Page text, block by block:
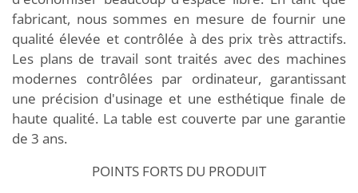
fabricant, nous sommes en mesure de fournir une
qualité élevée et contrôlée à des prix très attractifs.
Les plans de travail sont traités avec des machines
modernes contrôlées par ordinateur, garantissant
une précision d'usinage et une esthétique finale de
haute qualité. La table est couverte par une garantie
de 3 ans.
POINTS FORTS DU PRODUIT